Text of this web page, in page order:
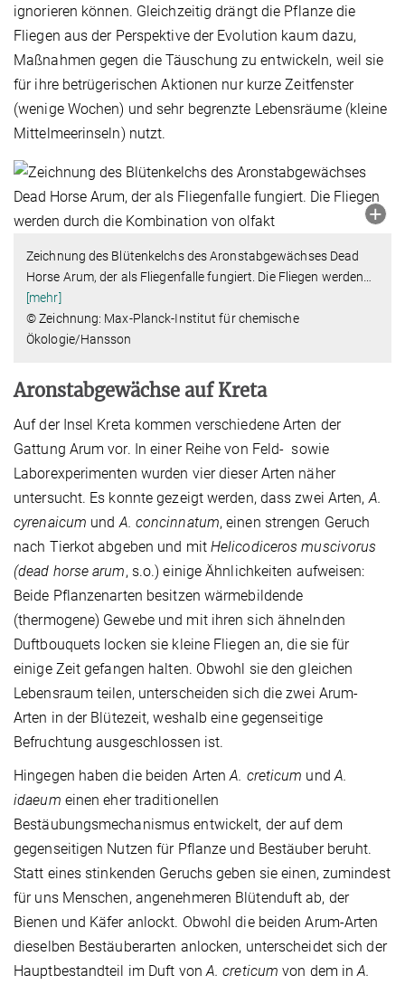
ignorieren können. Gleichzeitig drängt die Pflanze die
Fliegen aus der Perspektive der Evolution kaum dazu,
Maßnahmen gegen die Täuschung zu entwickeln, weil sie
für ihre betrügerischen Aktionen nur kurze Zeitfenster
(wenige Wochen) und sehr begrenzte Lebensräume (kleine
Mittelmeerinseln) nutzt.
Zeichnung des Blütenkelchs des Aronstabgewächses Dead
Horse Arum, der als Fliegenfalle fungiert. Die Fliegen werden…
[mehr]
© Zeichnung: Max-Planck-Institut für chemische
Ökologie/Hansson
Aronstabgewächse auf Kreta
Auf der Insel Kreta kommen verschiedene Arten der
Gattung Arum vor. In einer Reihe von Feld- sowie
Laborexperimenten wurden vier dieser Arten näher
untersucht. Es konnte gezeigt werden, dass zwei Arten,A.
cyrenaicum undA. concinnatum, einen strengen Geruch
nach Tierkot abgeben und mit Helicodiceros muscivorus
(dead horse arum, s.o.) einige Ähnlichkeiten aufweisen:
Beide Pflanzenarten besitzen wärmebildende
(thermogene) Gewebe und mit ihren sich ähnelnden
Duftbouquets locken sie kleine Fliegen an, die sie für
einige Zeit gefangen halten. Obwohl sie den gleichen
Lebensraum teilen, unterscheiden sich die zwei Arum-
Arten in der Blütezeit, weshalb eine gegenseitige
Befruchtung ausgeschlossen ist.
Hingegen haben die beiden ArtenA. creticum undA.
idaeum einen eher traditionellen
Bestäubungsmechanismus entwickelt, der auf dem
gegenseitigen Nutzen für Pflanze und Bestäuber beruht.
Statt eines stinkenden Geruchs geben sie einen, zumindest
für uns Menschen, angenehmeren Blütenduft ab, der
Bienen und Käfer anlockt. Obwohl die beiden Arum-Arten
dieselben Bestäuberarten anlocken, unterscheidet sich der
Hauptbestandteil im Duft vonA. creticumvon dem inA.